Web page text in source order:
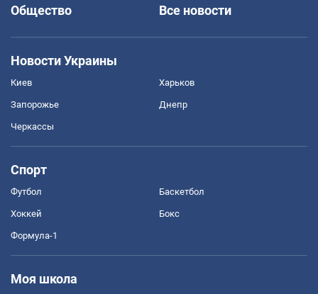
Общество
Все новости
Новости Украины
Киев Харьков
Запорожье Днепр
Черкассы
Спорт
Футбол Баскетбол
Хоккей Бокс
Формула-1
Моя школа